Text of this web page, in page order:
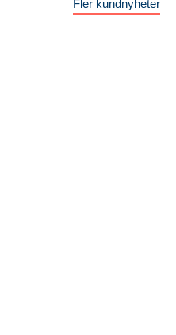
Fler kundnyheter